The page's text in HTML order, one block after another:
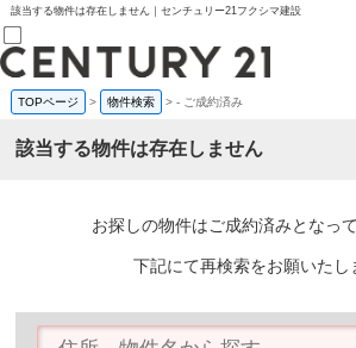
該当する物件は存在しません｜センチュリー21フクシマ建設
売買部
0120-800-844
賃貸部
会員メニュー
物件を探す
TOPページ > 物件検索 >- ご成約済み
該当する物件は存在しません
お探しの物件はご成約済みとなっ
下記にて再検索をお願いたし